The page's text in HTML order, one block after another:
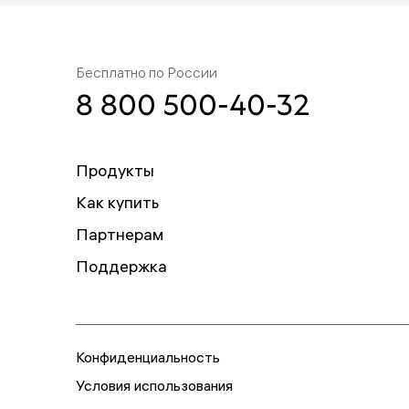
Бесплатно по России
8 800 500-40-32
Продукты
Как купить
Партнерам
Поддержка
Конфиденциальность
Условия использования